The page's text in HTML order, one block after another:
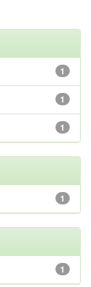
1
1
1
1
1